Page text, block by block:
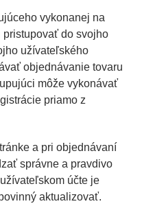
vykonanej na
do svojho
užívateľského
objednávanie tovaru
môže vykonávať
priamo z
a pri objednávaní
správne a pravdivo
účte je
aktualizovať.